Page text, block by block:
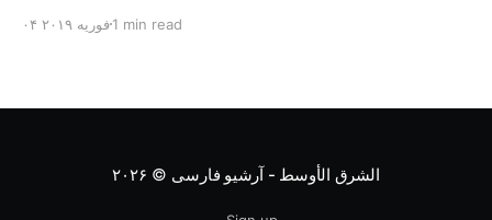
متخصص از شرکت‌های جهانی نفت و گاز در این کنفرانس
۰۴ فوریه ۲۰۱۹1 min read
الشرق الأوسط - آرشیو فارسی © ۲۰۲۶